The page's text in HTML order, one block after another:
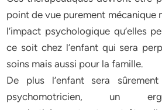
point de vue purement mécanique
l’impact psychologique qu’elles
ce soit chez l’enfant qui sera
soins mais aussi pour la famille.
De plus l’enfant sera
psychomotricien, un